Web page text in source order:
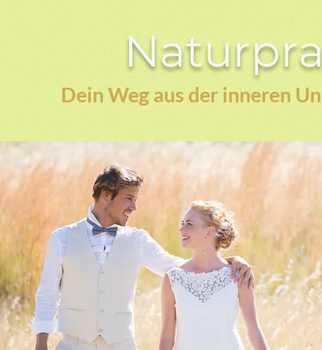
Dein Weg aus der inneren